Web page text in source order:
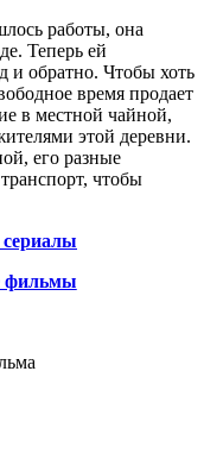
работы, она
Теперь ей
и обратно. Чтобы хоть
время продает
в местной чайной,
этой деревни.
его разные
чтобы
сериалы
фильмы